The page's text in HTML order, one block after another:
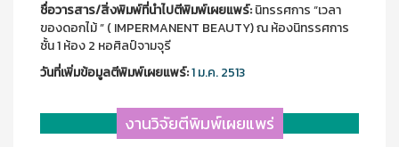
ชื่อวารสาร/สิ่งพิมพ์ที่นำไปตีพิมพ์เผยแพร์:นิทรรศการ “เวลา
ของดอกไม้ ” ( IMPERMANENT BEAUTY) ณ ห้องนิทรรศการ
ชั้น 1 ห้อง 2 หอศิลป์จามจุรี
วันที่เพิ่มข้อมูลตีพิมพ์เผยแพร์:1 ม.ค. 2513
งานวิจัยตีพิมพ์เผยแพร่